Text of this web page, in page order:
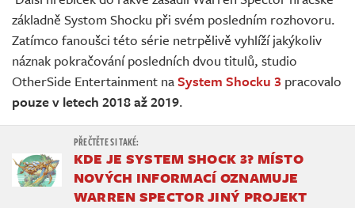
Živě
základně Systom Shocku při svém posledním rozhovoru.
Zatímco fanoušci této série netrpělivě vyhlíží jakýkoliv
náznak pokračování posledních dvou titulů, studio
OtherSide Entertainment naSystem Shocku 3 pracovalo
pouze v letech 2018 až 2019.
KDE JE SYSTEM SHOCK 3? MÍSTO
NOVÝCH INFORMACÍ OZNAMUJE
WARREN SPECTOR JINÝ PROJEKT